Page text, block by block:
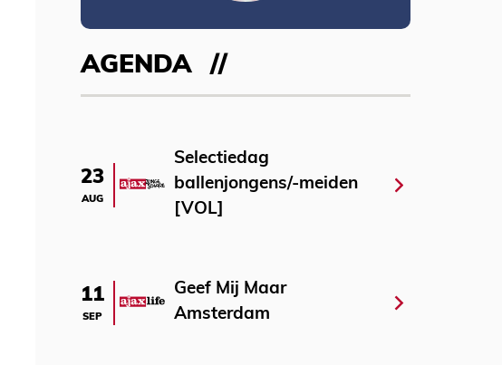
AGENDA
23
AUG
Selectiedag
ballenjongens/-meiden
[VOL]
11
SEP
Geef Mij Maar
Amsterdam